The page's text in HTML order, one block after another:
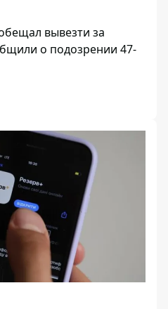
вывезти за
о подозрении 47-